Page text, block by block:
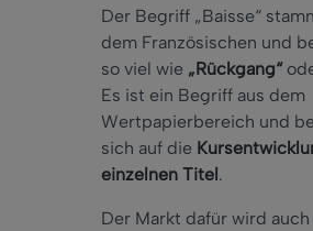
Der Begriff „Baisse“
dem Französischen und
so viel wie „Rückgang“
Es ist ein Begriff aus dem
Wertpapierbereich und
sich auf die
einzelnen Titel .
Der Markt dafür wird auch